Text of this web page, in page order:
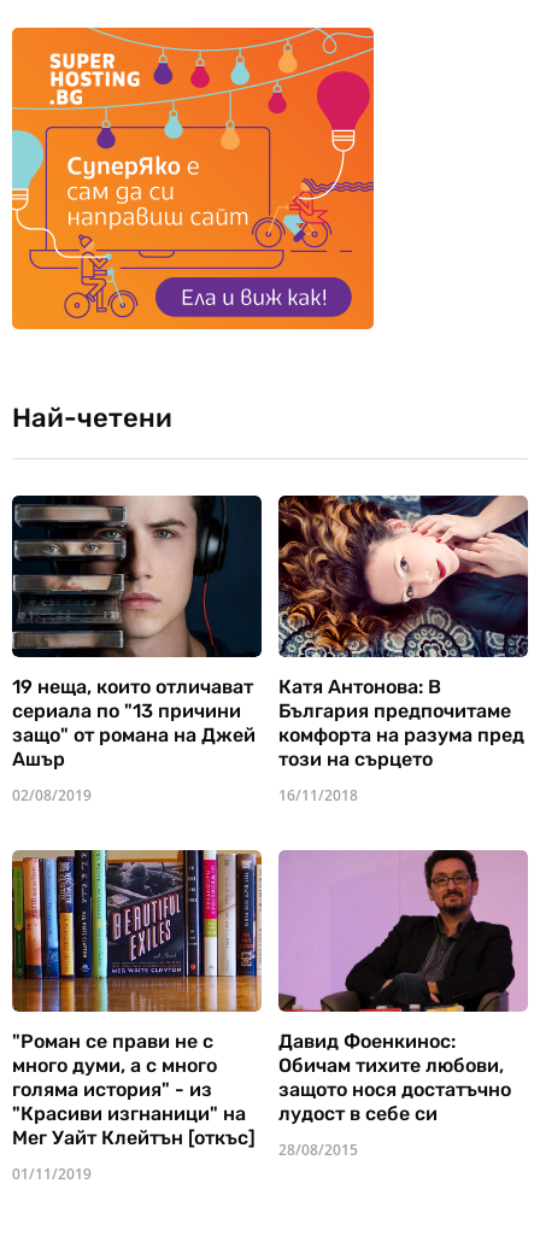
Най-четени
19 неща, които отличават
сериала по "13 причини
защо" от романа на Джей
Ашър
02/08/2019
Катя Антонова: В
България предпочитаме
комфорта на разума пред
този на сърцето
16/11/2018
"Роман се прави не с
много думи, а с много
голяма история" - из
"Красиви изгнаници" на
Мег Уайт Клейтън [откъс]
01/11/2019
Давид Фоенкинос:
Обичам тихите любови,
защото нося достатъчно
лудост в себе си
28/08/2015